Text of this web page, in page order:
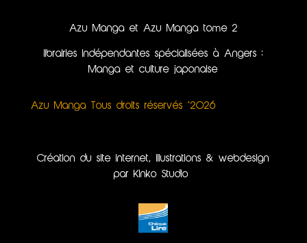
Azu Manga et Azu Manga tome 2
librairies indépendantes spécialisées à Angers :
Manga et culture japonaise
Azu Manga Tous droits réservés ©2026
Création du site internet, illustrations & webdesign
par Kinko Studio